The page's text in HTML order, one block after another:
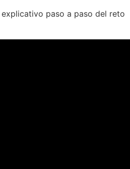
paso a paso del reto